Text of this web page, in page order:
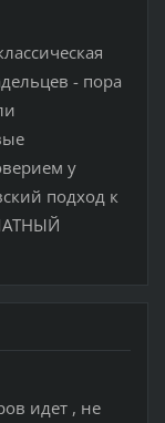
- пора
у
подход к
идет , не